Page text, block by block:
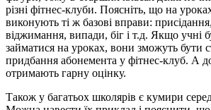
різні фітнес-клуби. Поясніть, що на
виконують ті ж базові вправи:
віджимання, випади, біг і т.д. Якщо учні
займатися на уроках, вони зможуть бути
придбання абонемента у фітнес-клуб. А
отримають гарну оцінку.
Також у багатьох школярів є кумири